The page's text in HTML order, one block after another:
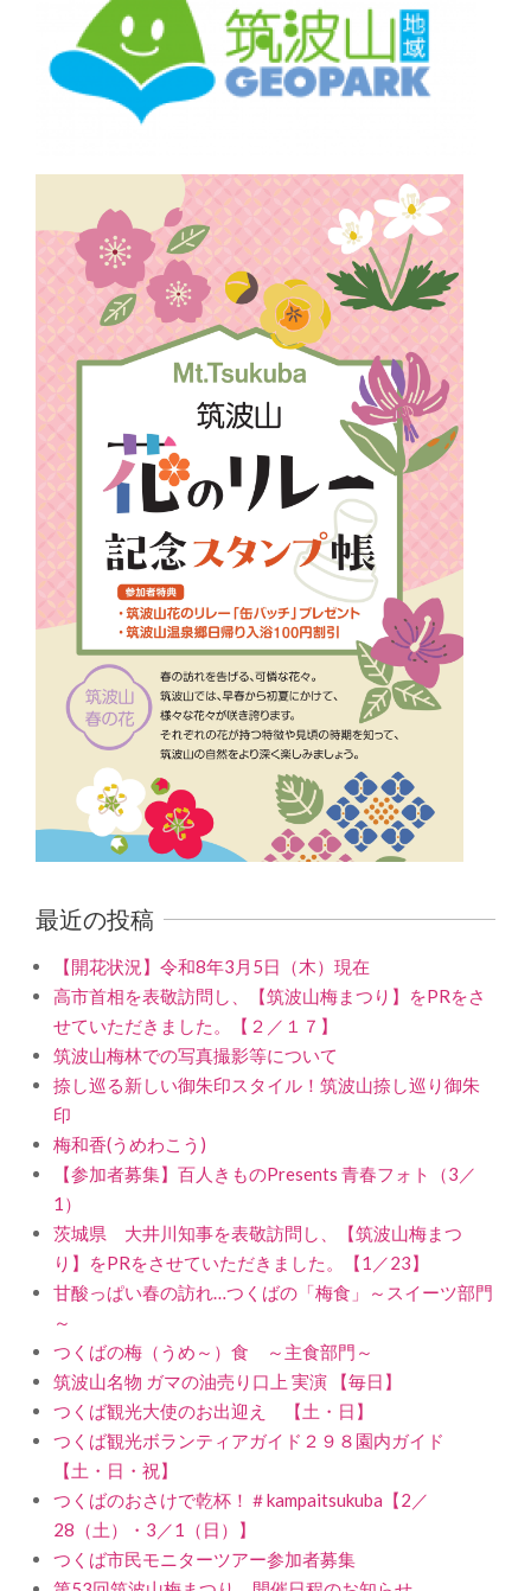
最近の投稿
【開花状況】令和8年3月5日（木）現在
高市首相を表敬訪問し、【筑波山梅まつり】をPRをさ
せていただきました。【２／１７】
筑波山梅林での写真撮影等について
捺し巡る新しい御朱印スタイル！筑波山捺し巡り御朱
印
梅和香(うめわこう)
【参加者募集】百人きものPresents 青春フォト（3／
1）
茨城県 大井川知事を表敬訪問し、【筑波山梅まつ
り】をPRをさせていただきました。【1／23】
甘酸っぱい春の訪れ…つくばの「梅食」～スイーツ部門
～
つくばの梅（うめ～）食 ～主食部門～
筑波山名物 ガマの油売り口上 実演 【毎日】
つくば観光大使のお出迎え 【土・日】
つくば観光ボランティアガイド２９８園内ガイド
【土・日・祝】
つくばのおさけで乾杯！＃kampaitsukuba【2／
28（土）・3／1（日）】
つくば市民モニターツアー参加者募集